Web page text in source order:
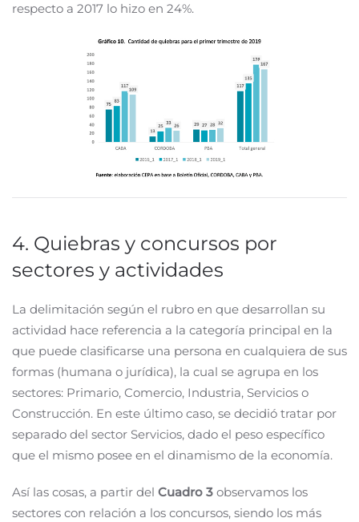
respecto a 2017 lo hizo en 24%.
4. Quiebras y concursos por
sectores y actividades
La delimitación según el rubro en que desarrollan su
actividad hace referencia a la categoría principal en la
que puede clasificarse una persona en cualquiera de sus
formas (humana o jurídica), la cual se agrupa en los
sectores: Primario, Comercio, Industria, Servicios o
Construcción. En este último caso, se decidió tratar por
separado del sector Servicios, dado el peso específico
que el mismo posee en el dinamismo de la economía.
Así las cosas, a partir del Cuadro 3 observamos los
sectores con relación a los concursos, siendo los más